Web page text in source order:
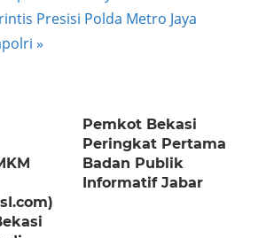
Presisi Polda Metro Jaya
Pemkot Bekasi
Peringkat Pertama
Badan Publik
Informatif Jabar